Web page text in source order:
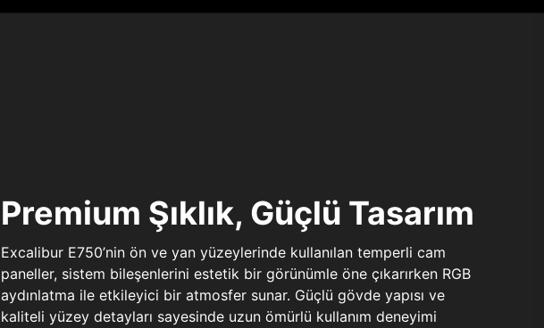
Premium Şıklık, Güçlü Tasarım
Excalibur E750’nin ön ve yan yüzeylerinde kullanılan temperli cam
paneller, sistem bileşenlerini estetik bir görünümle öne çıkarırken RGB
aydınlatma ile etkileyici bir atmosfer sunar. Güçlü gövde yapısı ve
kaliteli yüzey detayları sayesinde uzun ömürlü kullanım deneyimi